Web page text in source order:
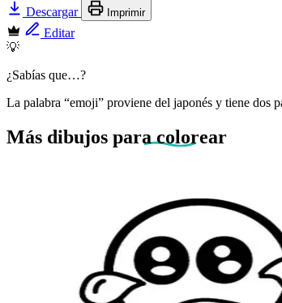
Descargar Imprimir
Editar
💡
¿Sabías que…?
La palabra “emoji” proviene del japonés y tiene dos
Más dibujos para colorear